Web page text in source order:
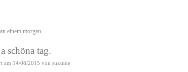
einem morgen.
schöna tag.
am 14/08/2015 von susanne